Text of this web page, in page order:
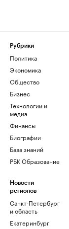
Рубрики
Политика
Экономика
Общество
Бизнес
Технологии и
медиа
Финансы
Биографии
База знаний
РБК Образование
Новости
регионов
Санкт-Петербург
и область
Екатеринбург